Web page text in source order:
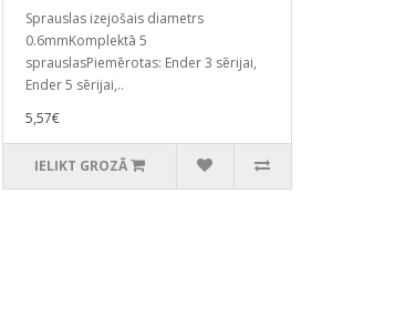
Sprauslas izejošais diametrs
0.6mmKomplektā 5
sprauslasPiemērotas: Ender 3 sērijai,
Ender 5 sērijai,..
5,57€
IELIKT GROZĀ